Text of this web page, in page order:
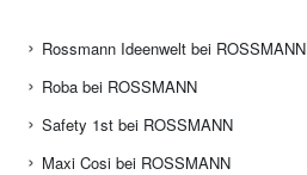
Rossmann Ideenwelt bei ROSSMANN
Roba bei ROSSMANN
Safety 1st bei ROSSMANN
Maxi Cosi bei ROSSMANN